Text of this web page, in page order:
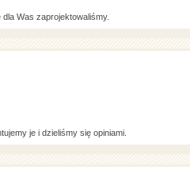
Was zaprojektowaliśmy.
je i dzieliśmy się opiniami.